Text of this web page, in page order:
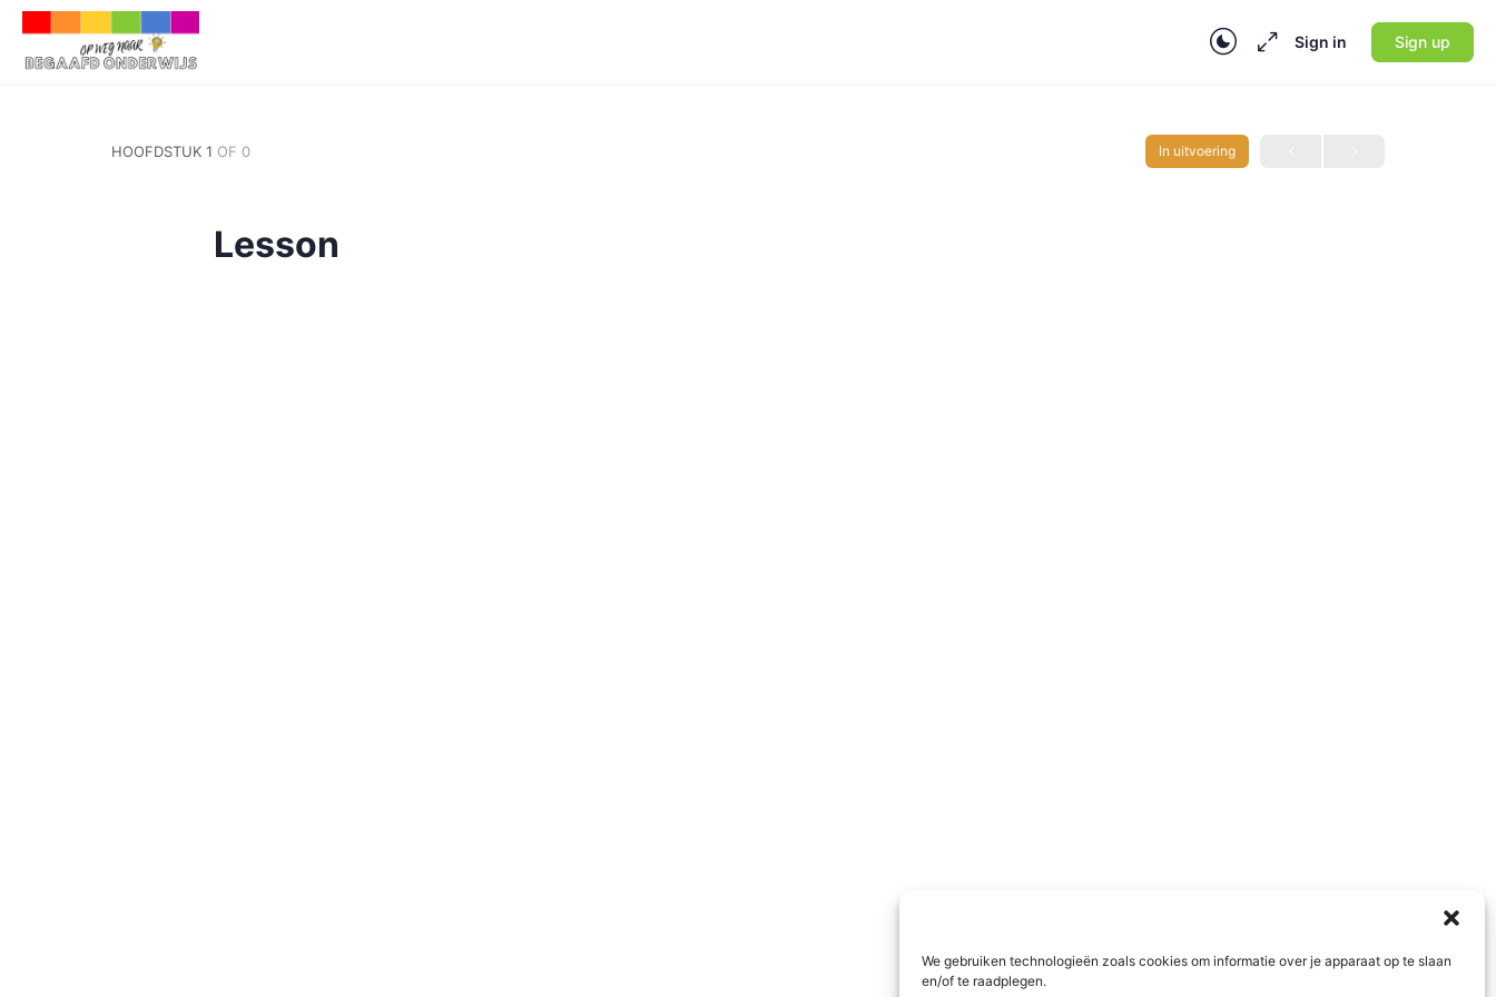
We gebruiken technologieën zoals cookies om informatie over je apparaat op te slaan
en/of te raadplegen.
Sign in Sign up
HOOFDSTUK 1 OF 0 In uitvoering
Lesson